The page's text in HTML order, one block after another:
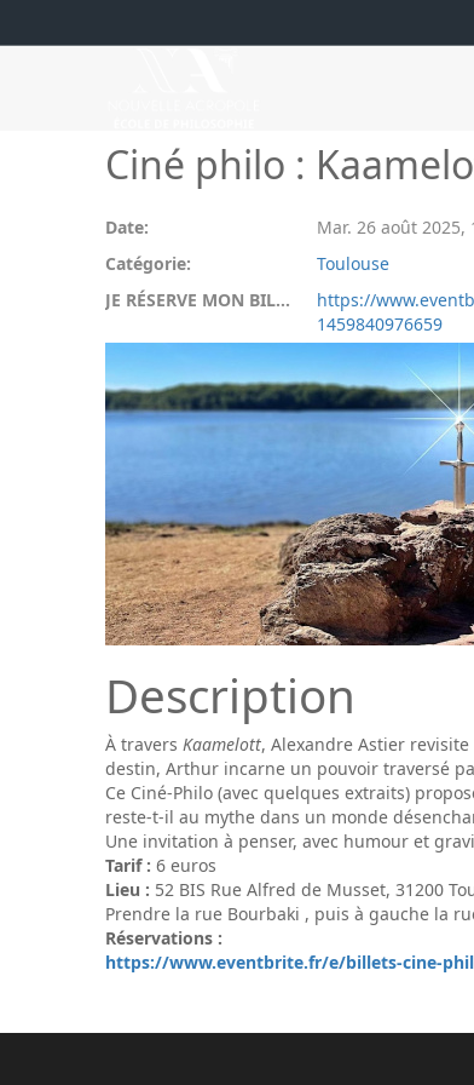
Ciné philo :
Date: Mar. 26 août 2025,
Catégorie:
Toulouse
JE RÉSERVE MON BILLET:
https://
1459840976659
Description
À travers Kaamelott, Alexandre Astier
destin, Arthur incarne un pouvoir traversé
Ce Ciné-Philo (avec quelques extraits)
reste-t-il au mythe dans un monde
Une invitation à penser, avec humour et
Tarif : 6 euros
Lieu : 52 BIS Rue Alfred de Musset, 31200
Prendre la rue Bourbaki , puis à gauche la
Réservations :
https://www.eventbrite.fr/e/billets-cine-